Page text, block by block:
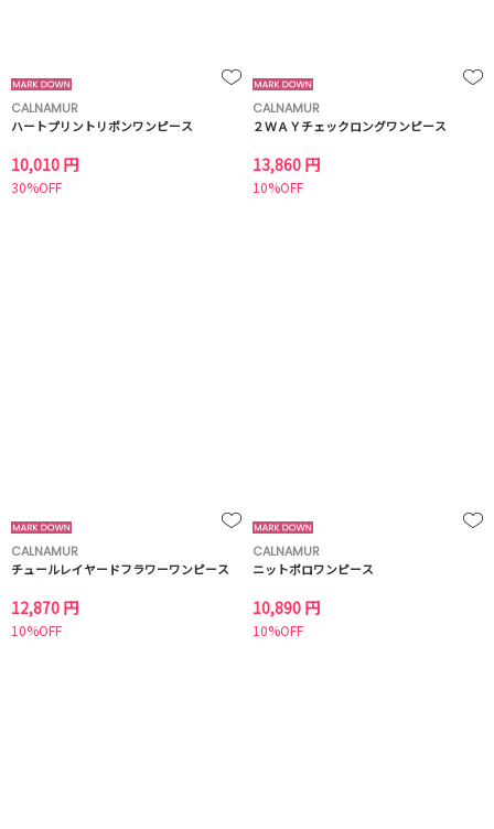
CALNAMUR
ハートプリントリボンワンピース
10,010 円
30%OFF
CALNAMUR
２ＷＡＹチェックロングワンピース
13,860 円
10%OFF
CALNAMUR
チュールレイヤードフラワーワンピース
12,870 円
10%OFF
CALNAMUR
ニットポロワンピース
10,890 円
10%OFF